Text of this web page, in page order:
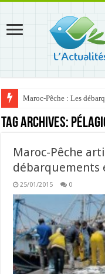
Maroc-Pêche : Les
Tag Archives:
Maroc-Pêche
débarquements
25/01/2015 0